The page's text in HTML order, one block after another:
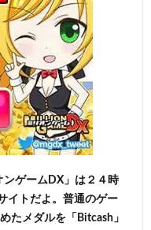
ンゲームDX」は２４時
イトだよ。普通のゲー
たメダルを「Bitcash」